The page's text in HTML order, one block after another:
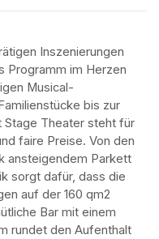
Inszenierungen
Programm im Herzen
Musical-
bis zur
Stage Theater steht für
faire Preise. Von den
ansteigendem Parkett
sorgt dafür, dass die
auf der 160 qm2
Bar mit einem
rundet den Aufenthalt